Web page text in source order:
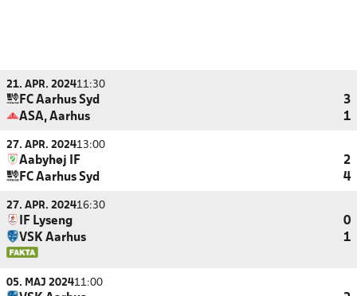
21. APR. 202411:30
FC Aarhus Syd
3
ASA, Aarhus
1
27. APR. 202413:00
Aabyhøj IF
2
FC Aarhus Syd
4
27. APR. 202416:30
IF Lyseng
0
VSK Aarhus
1
05. MAJ 202411:00